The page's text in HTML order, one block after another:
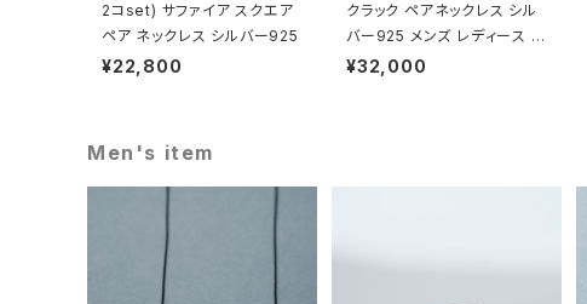
2コset) サファイア スクエア
ペア ネックレス シルバー925
¥22,800
クラック ペアネックレス シル
バー925 メンズ レディース ユ
ニセックス
¥32,000
Men's item